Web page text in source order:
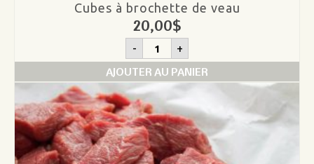
Cubes à brochette de veau
20,00$
- quantité
de
Cubes
à
brochette
de
veau
+
AJOUTER AU PANIER